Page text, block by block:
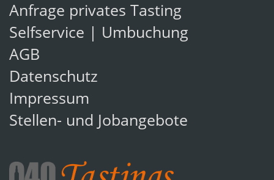
Anfrage privates Tasting
Selfservice | Umbuchung
AGB
Datenschutz
Impressum
Stellen- und Jobangebote